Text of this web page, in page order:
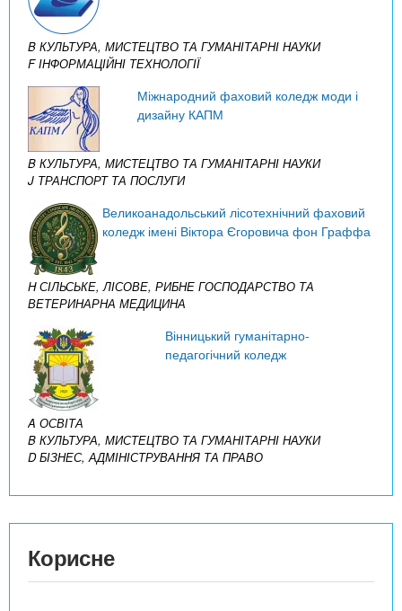
B КУЛЬТУРА, МИСТЕЦТВО ТА ГУМАНІТАРНІ НАУКИ
F ІНФОРМАЦІЙНІ ТЕХНОЛОГІЇ
Міжнародний фаховий коледж моди і
дизайну КАПМ
B КУЛЬТУРА, МИСТЕЦТВО ТА ГУМАНІТАРНІ НАУКИ
J ТРАНСПОРТ ТА ПОСЛУГИ
Великоанадольський лісотехнічний фаховий
коледж імені Віктора Єгоровича фон Граффа
H СІЛЬСЬКЕ, ЛІСОВЕ, РИБНЕ ГОСПОДАРСТВО ТА
ВЕТЕРИНАРНА МЕДИЦИНА
Вінницький гуманітарно-
педагогічний коледж
A ОСВІТА
B КУЛЬТУРА, МИСТЕЦТВО ТА ГУМАНІТАРНІ НАУКИ
D БІЗНЕС, АДМІНІСТРУВАННЯ ТА ПРАВО
Корисне